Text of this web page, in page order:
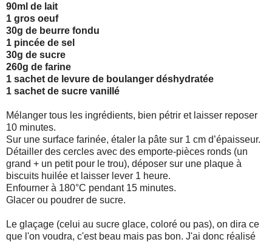
90ml de lait
1 gros oeuf
30g de beurre fondu
1 pincée de sel
30g de sucre
260g de farine
1 sachet de levure de boulanger déshydratée
1 sachet de sucre vanillé
Mélanger tous les ingrédients, bien pétrir et laisser reposer
10 minutes.
Sur une surface farinée, étaler la pâte sur 1 cm d’épaisseur.
Détailler des cercles avec des emporte-pièces ronds (un
grand + un petit pour le trou), déposer sur une plaque à
biscuits huilée et laisser lever 1 heure.
Enfourner à 180°C pendant 15 minutes.
Glacer ou poudrer de sucre.
Le glaçage (celui au sucre glace, coloré ou pas), on dira ce
que l'on voudra, c'est beau mais pas bon. J'ai donc réalisé